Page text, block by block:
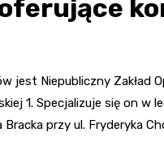
jest Niepubliczny Zakład
1. Specjalizuje się on
przy ul. Fryderyka